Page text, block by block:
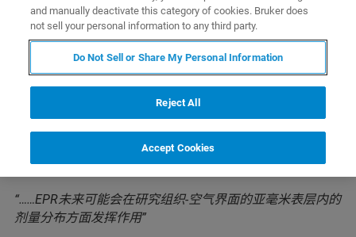
详细了解我们的产品线
“……EPR未来可能会在研究组织-空气界面的亚毫米表层内的
剂量分布方面发挥作用”
and manually deactivate this category of cookies. Bruker does
not sell your personal information to any third party.
Do Not Sell or Share My Personal Information
Reject All
Accept Cookies